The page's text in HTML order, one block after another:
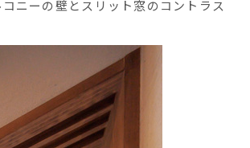
ニーの壁とスリット窓のコントラス